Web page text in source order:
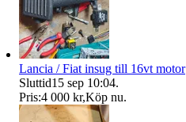
Lancia / Fiat insug till 16vt motor
Sluttid15 sep 10:04.
Pris:4 000 kr,Köp nu.